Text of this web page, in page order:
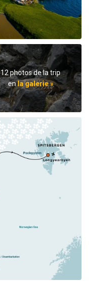
12 photos de la trip
enla galerie »